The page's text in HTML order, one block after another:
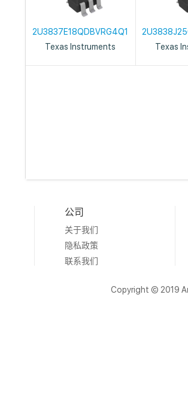
2U3837E18QDBVRG4Q1
Texas Instruments
Texas
公司
关于我们
隐私政策
联系我们
Copyright © 2019